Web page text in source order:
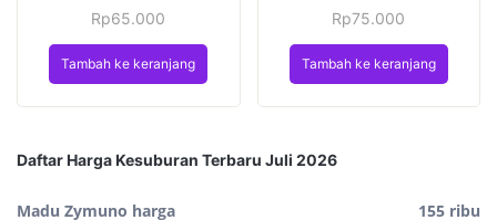
Rp65.000
Tambah ke keranjang
Rp75.000
Tambah ke keranjang
Daftar Harga Kesuburan Terbaru Juli 2026
Madu Zymuno harga 155 ribu